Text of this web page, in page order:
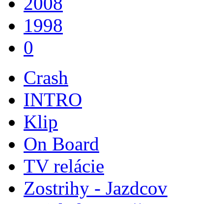
1998
0
Crash
INTRO
Klip
On Board
TV relácie
Zostrihy - Jazdcov